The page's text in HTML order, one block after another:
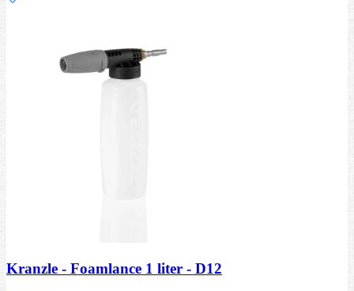
Kranzle - Foamlance 1 liter - D12